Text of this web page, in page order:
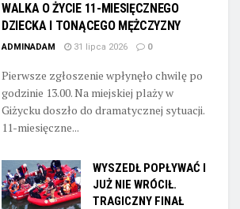
WALKA O ŻYCIE 11-MIESIĘCZNEGO
DZIECKA I TONĄCEGO MĘŻCZYZNY
ADMINADAM 31 lipca 2026 0
Pierwsze zgłoszenie wpłynęło chwilę po
godzinie 13.00. Na miejskiej plaży w
Giżycku doszło do dramatycznej sytuacji.
11-miesięczne...
WYSZEDŁ POPŁYWAĆ I
JUŻ NIE WRÓCIŁ.
TRAGICZNY FINAŁ